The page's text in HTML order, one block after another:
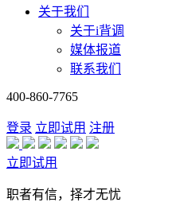
关于我们
关于i背调
媒体报道
联系我们
400-860-7765
登录 立即试用 注册
立即试用
职者有信，择才无忧